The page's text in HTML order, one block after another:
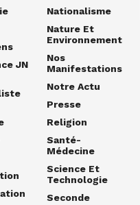
JN
Nationalisme
Nature Et
Environnement
Nos
Manifestations
Notre Actu
Presse
Religion
Santé-
Médecine
Science Et
Technologie
Seconde